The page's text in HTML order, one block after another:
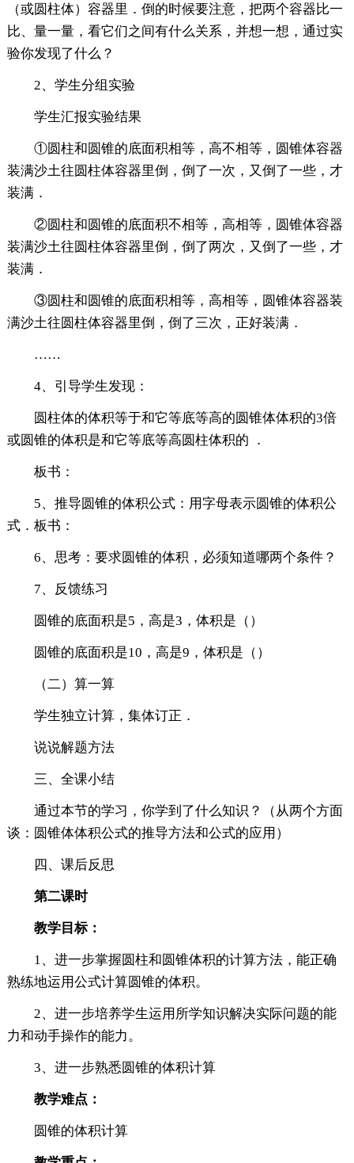
（或圆柱体）容器里．倒的时候要注意，把两个容器比一
比、量一量，看它们之间有什么关系，并想一想，通过实
验你发现了什么？
2、学生分组实验
学生汇报实验结果
①圆柱和圆锥的底面积相等，高不相等，圆锥体容器
装满沙土往圆柱体容器里倒，倒了一次，又倒了一些，才
装满．
②圆柱和圆锥的底面积不相等，高相等，圆锥体容器
装满沙土往圆柱体容器里倒，倒了两次，又倒了一些，才
装满．
③圆柱和圆锥的底面积相等，高相等，圆锥体容器装
满沙土往圆柱体容器里倒，倒了三次，正好装满．
……
4、引导学生发现：
圆柱体的体积等于和它等底等高的圆锥体体积的3倍
或圆锥的体积是和它等底等高圆柱体积的 ．
板书：
5、推导圆锥的体积公式：用字母表示圆锥的体积公
式．板书：
6、思考：要求圆锥的体积，必须知道哪两个条件？
7、反馈练习
圆锥的底面积是5，高是3，体积是（）
圆锥的底面积是10，高是9，体积是（）
（二）算一算
学生独立计算，集体订正．
说说解题方法
三、全课小结
通过本节的学习，你学到了什么知识？（从两个方面
谈：圆锥体体积公式的推导方法和公式的应用）
四、课后反思
第二课时
教学目标：
1、进一步掌握圆柱和圆锥体积的计算方法，能正确
熟练地运用公式计算圆锥的体积。
2、进一步培养学生运用所学知识解决实际问题的能
力和动手操作的能力。
3、进一步熟悉圆锥的体积计算
教学难点：
圆锥的体积计算